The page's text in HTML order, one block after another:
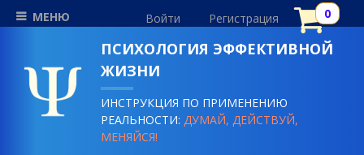
МЕНЮ Войти Регистрация
ПСИХОЛОГИЯ ЭФФЕКТИВНОЙ
ЖИЗНИ
ИНСТРУКЦИЯ ПО ПРИМЕНЕНИЮ
РЕАЛЬНОСТИ:ДУМАЙ, ДЕЙСТВУЙ,
МЕНЯЙСЯ!